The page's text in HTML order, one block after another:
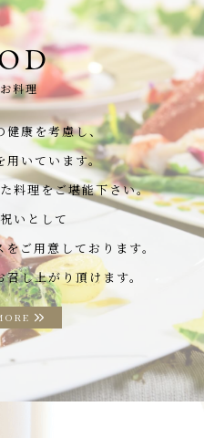
料理
健康を考慮し、
用いています。
料理をご堪能下さい。
いとして
ご用意しております。
し上がり頂けます。